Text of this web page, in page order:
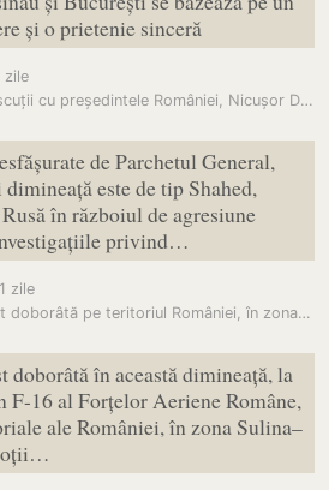
și o prietenie sinceră
zile
Vasile Tofan, în discuții cu președintele României, Nicușor Dan:…
de Parchetul General,
este de tip Shahed,
în războiul de agresiune
privind…
zile
Încă o dronă a fost doborâtă pe teritoriul României, în zona Sulina…
doborâtă în această dimineață, la
F-16 al Forțelor Aeriene Române,
ale României, în zona Sulina–